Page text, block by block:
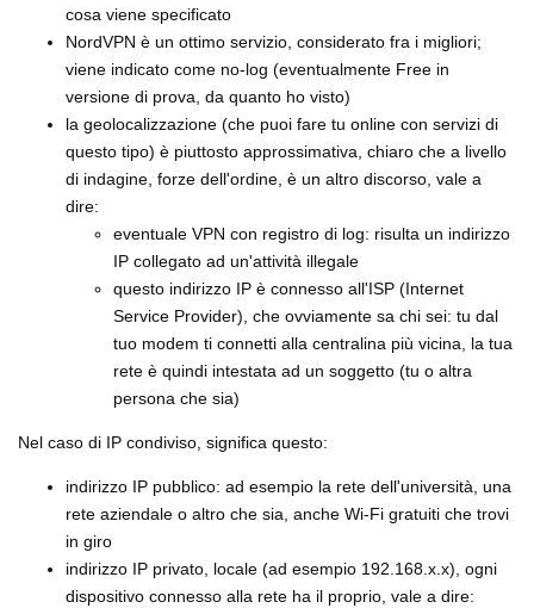
cosa viene specificato
NordVPN è un ottimo servizio, considerato fra i migliori;
viene indicato come no-log (eventualmente Free in
versione di prova, da quanto ho visto)
la geolocalizzazione (che puoi fare tu online con servizi di
questo tipo) è piuttosto approssimativa, chiaro che a livello
di indagine, forze dell'ordine, è un altro discorso, vale a
dire:
eventuale VPN con registro di log: risulta un indirizzo
IP collegato ad un'attività illegale
questo indirizzo IP è connesso all'ISP (Internet
Service Provider), che ovviamente sa chi sei: tu dal
tuo modem ti connetti alla centralina più vicina, la tua
rete è quindi intestata ad un soggetto (tu o altra
persona che sia)
Nel caso di IP condiviso, significa questo:
indirizzo IP pubblico: ad esempio la rete dell'università, una
rete aziendale o altro che sia, anche Wi-Fi gratuiti che trovi
in giro
indirizzo IP privato, locale (ad esempio 192.168.x.x), ogni
dispositivo connesso alla rete ha il proprio, vale a dire: